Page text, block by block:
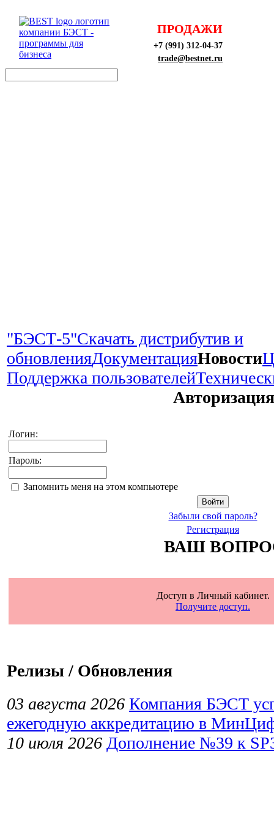
ПРОДАЖИ
+7 (991) 312-04-37
trade@bestnet.ru
"БЭСТ-5"Скачать дистрибутив и
обновленияДокументацияНовости
Поддержка пользователей
Авторизация
Логин:
Пароль:
Запомнить меня на этом компьютере
Забыли свой пароль?
Регистрация
ВАШ
Доступ в Личный кабинет.
Получите доступ.
Релизы / Обновления
03 августа 2026 Компания БЭСТ
ежегодную аккредитацию в
10 июля 2026 Дополнение №39 к